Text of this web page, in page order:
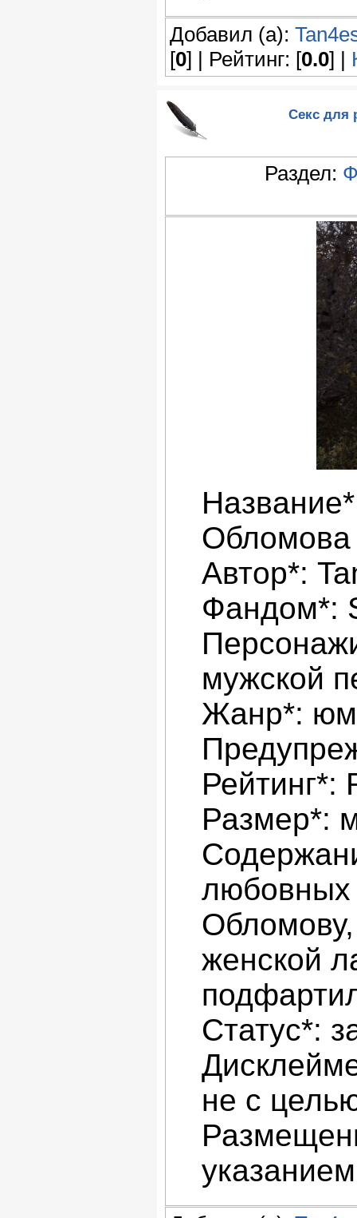
Добавил (а):
[0] | Рейтинг: [0.0] |
Секс для
Раздел:
Обломова
Автор*:
Фандом*:
мужской
Жанр*:
Рейтинг*:
Размер*:
любовных
женской
Статус*:
не с